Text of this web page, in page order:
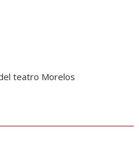
teatro Morelos